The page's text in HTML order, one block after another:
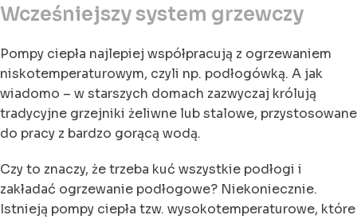
Wcześniejszy system grzewczy
Pompy ciepła najlepiej współpracują z ogrzewaniem
niskotemperaturowym, czyli np. podłogówką. A jak
wiadomo – w starszych domach zazwyczaj królują
tradycyjne grzejniki żeliwne lub stalowe, przystosowane
do pracy z bardzo gorącą wodą.
Czy to znaczy, że trzeba kuć wszystkie podłogi i
zakładać ogrzewanie podłogowe? Niekoniecznie.
Istnieją pompy ciepła tzw. wysokotemperaturowe, które